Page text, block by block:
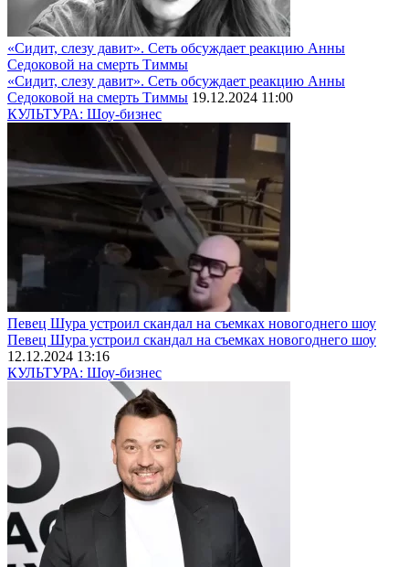
«Сидит, слезу давит». Сеть обсуждает реакцию Анны
Седоковой на смерть Тиммы
«Сидит, слезу давит». Сеть обсуждает реакцию Анны
Седоковой на смерть Тиммы 19.12.2024 11:00
КУЛЬТУРА: Шоу-бизнес
Певец Шура устроил скандал на съемках новогоднего шоу
Певец Шура устроил скандал на съемках новогоднего шоу
12.12.2024 13:16
КУЛЬТУРА: Шоу-бизнес